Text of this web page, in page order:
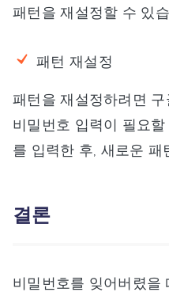
패턴을 재설정할 수 있
패턴 재설정
패턴을 재설정하려면
비밀번호 입력이 필요
를 입력한 후, 새로운 패
결론
비밀번호를 잊어버렸을